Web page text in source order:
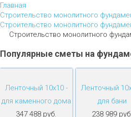
Главная
Строительство монолитного
Строительство монолитного
Строительство монолитного
Популярные сметы на
Ленточный 10х10 -
для каменного дома
347 488 руб.
Ленточный
для бани
238 989 руб.